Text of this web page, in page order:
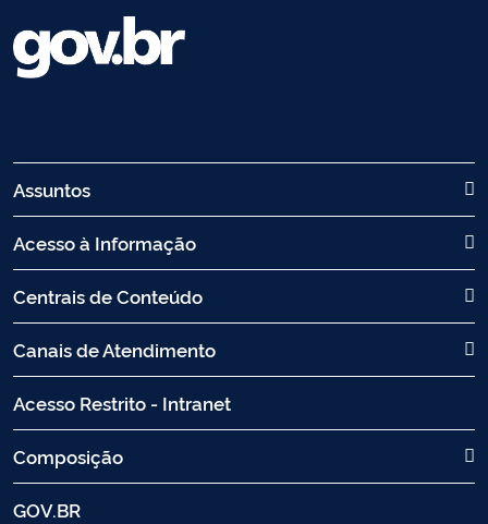
Assuntos
Acesso à Informação
Centrais de Conteúdo
Canais de Atendimento
Acesso Restrito - Intranet
Composição
GOV.BR